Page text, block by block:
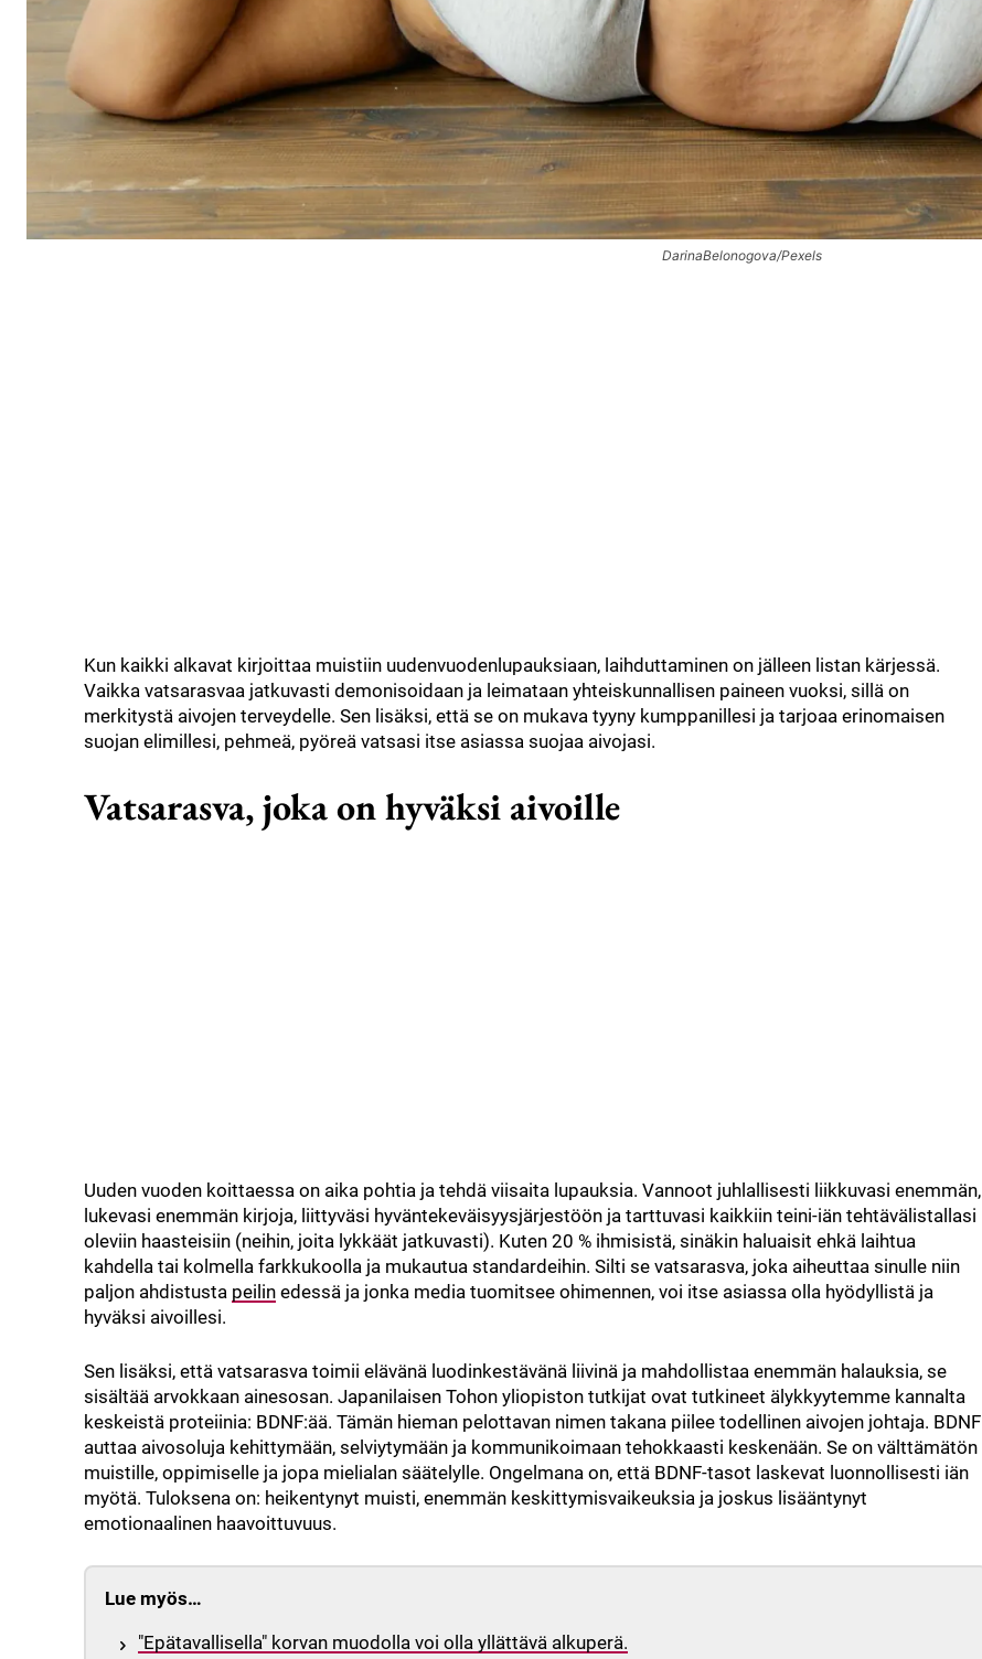
DarinaBelonogova/Pexels
Kun kaikki alkavat kirjoittaa muistiin uudenvuodenlupauksiaan, laihduttaminen on jälleen listan kärjessä.
Vaikka vatsarasvaa jatkuvasti demonisoidaan ja leimataan yhteiskunnallisen paineen vuoksi, sillä on
merkitystä aivojen terveydelle. Sen lisäksi, että se on mukava tyyny kumppanillesi ja tarjoaa erinomaisen
suojan elimillesi, pehmeä, pyöreä vatsasi itse asiassa suojaa aivojasi.
Vatsarasva, joka on hyväksi aivoille
Uuden vuoden koittaessa on aika pohtia ja tehdä viisaita lupauksia. Vannoot juhlallisesti liikkuvasi enemmän,
lukevasi enemmän kirjoja, liittyväsi hyväntekeväisyysjärjestöön ja tarttuvasi kaikkiin teini-iän tehtävälistallasi
oleviin haasteisiin (neihin, joita lykkäät jatkuvasti). Kuten 20 % ihmisistä, sinäkin haluaisit ehkä laihtua
kahdella tai kolmella farkkukoolla ja mukautua standardeihin. Silti se vatsarasva, joka aiheuttaa sinulle niin
paljon ahdistusta peilin edessä ja jonka media tuomitsee ohimennen, voi itse asiassa olla hyödyllistä ja
hyväksi aivoillesi.
Sen lisäksi, että vatsarasva toimii elävänä luodinkestävänä liivinä ja mahdollistaa enemmän halauksia, se
sisältää arvokkaan ainesosan. Japanilaisen Tohon yliopiston tutkijat ovat tutkineet älykkyytemme kannalta
keskeistä proteiinia: BDNF:ää. Tämän hieman pelottavan nimen takana piilee todellinen aivojen johtaja. BDNF
auttaa aivosoluja kehittymään, selviytymään ja kommunikoimaan tehokkaasti keskenään. Se on välttämätön
muistille, oppimiselle ja jopa mielialan säätelylle. Ongelmana on, että BDNF-tasot laskevat luonnollisesti iän
myötä. Tuloksena on: heikentynyt muisti, enemmän keskittymisvaikeuksia ja joskus lisääntynyt
emotionaalinen haavoittuvuus.
Lue myös…
"Epätavallisella" korvan muodolla voi olla yllättävä alkuperä.